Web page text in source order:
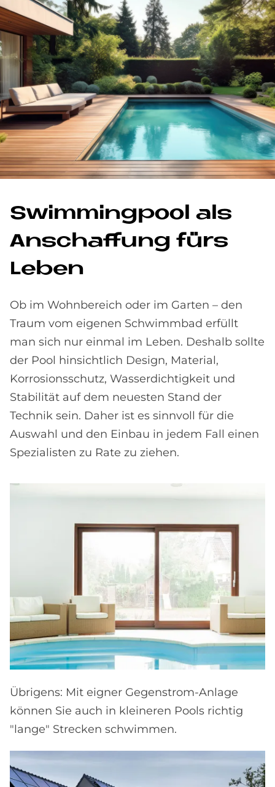
Swim­ming­pool als
An­schaf­fung fürs
Le­ben
Ob im Wohnbereich oder im Garten – den
Traum vom eigenen Schwimmbad erfüllt
man sich nur einmal im Leben. Deshalb sollte
der Pool hinsichtlich Design, Material,
Korrosionsschutz, Wasserdichtigkeit und
Stabilität auf dem neuesten Stand der
Technik sein. Daher ist es sinnvoll für die
Auswahl und den Einbau in jedem Fall einen
Spezialisten zu Rate zu ziehen.
Übrigens: Mit eigner Gegenstrom-Anlage
können Sie auch in kleineren Pools richtig
"lange" Strecken schwimmen.